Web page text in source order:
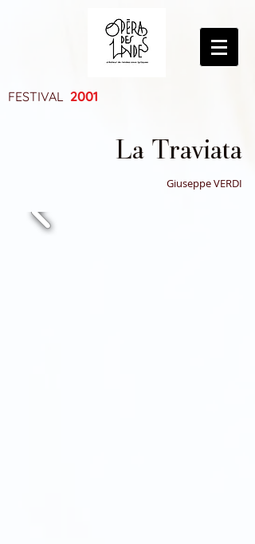
FESTIVAL 2001
La Traviata
Giuseppe VERDI